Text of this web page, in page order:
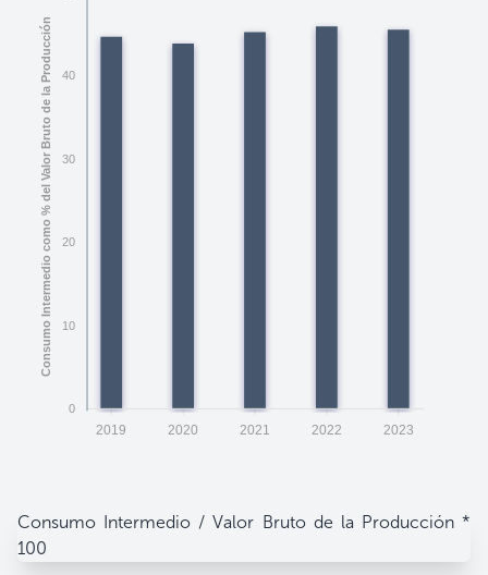
2019 2020 2021 2022 2023
40
30
20
10
0
Consumo Intermedio como % del Valor Bruto de la Producción
Consumo Intermedio / Valor Bruto de la Producción *
100